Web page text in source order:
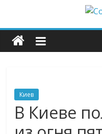
content
—
важные
новости
Киев
В Киеве